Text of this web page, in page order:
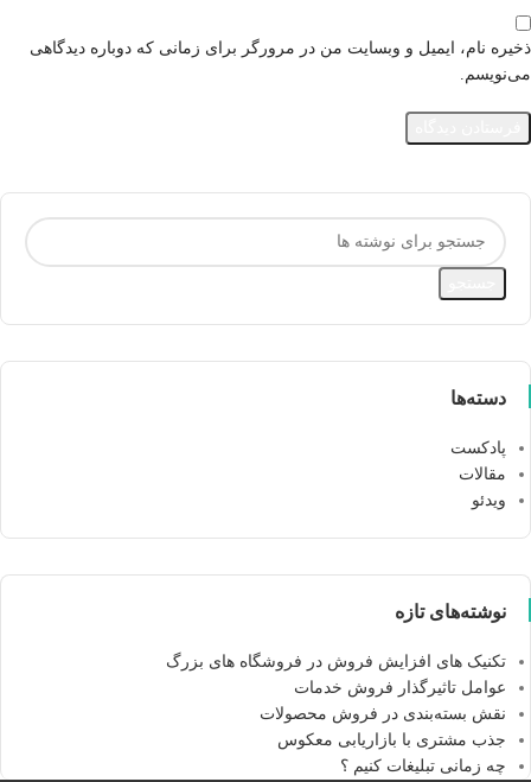
ذخیره نام، ایمیل و وبسایت من در مرورگر برای زمانی که دوباره دیدگاهی
می‌نویسم.
دسته‌ها
پادکست
مقالات
ویدئو
نوشته‌های تازه
تکنیک های افزایش فروش در فروشگاه های بزرگ
عوامل تاثیرگذار فروش خدمات
نقش بسته‌بندی در فروش محصولات
جذب مشتری با بازاریابی معکوس
چه زمانی تبلیغات کنیم ؟